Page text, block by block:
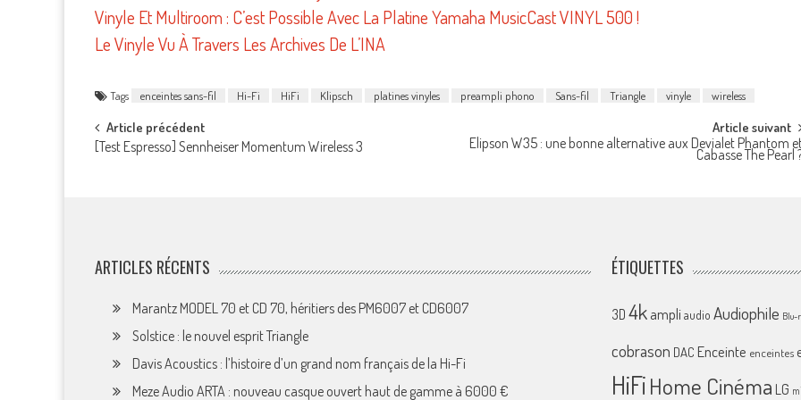
Vinyle Et Multiroom : C’est Possible Avec La Platine Yamaha MusicCast VINYL 500 !
Le Vinyle Vu À Travers Les Archives De L’INA
Tags enceintes sans-fil Hi-Fi HiFi Klipsch platines vinyles preampli phono Sans-fil Triangle vinyle wireless
Post
Article précédent
[Test Espresso] Sennheiser Momentum Wireless 3
Article suivant
Elipson W35 : une bonne alternative aux Devialet Phantom
Cabasse The Pearl
ARTICLES RÉCENTS
Marantz MODEL 70 et CD 70, héritiers des PM6007 et CD6007
Solstice : le nouvel esprit Triangle
Davis Acoustics : l’histoire d’un grand nom français de la Hi-Fi
Meze Audio ARTA : nouveau casque ouvert haut de gamme à 6000 €
ÉTIQUETTES
3D 4k ampliaudio Audiophile Blu-
cobrason DAC Enceinte enceintes
HiFiHome Cinéma LG